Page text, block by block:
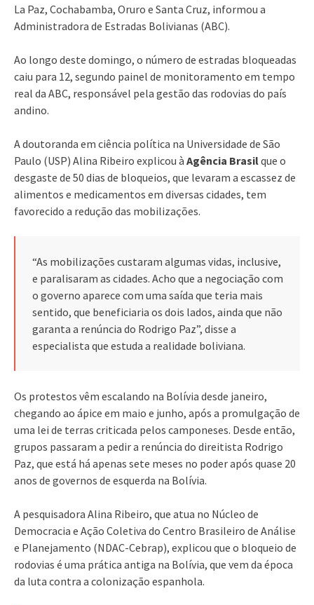
La Paz, Cochabamba, Oruro e Santa Cruz, informou a
Administradora de Estradas Bolivianas (ABC).
Ao longo deste domingo, o número de estradas bloqueadas
caiu para 12, segundo painel de monitoramento em tempo
real da ABC, responsável pela gestão das rodovias do país
andino.
A doutoranda em ciência política na Universidade de São
Paulo (USP) Alina Ribeiro explicou à Agência Brasilque o
desgaste de 50 dias de bloqueios, que levaram a escassez de
alimentos e medicamentos em diversas cidades, tem
favorecido a redução das mobilizações.
“As mobilizações custaram algumas vidas, inclusive,
e paralisaram as cidades. Acho que a negociação com
o governo aparece com uma saída que teria mais
sentido, que beneficiaria os dois lados, ainda que não
garanta a renúncia do Rodrigo Paz”, disse a
especialista que estuda a realidade boliviana.
Os protestos vêm escalando na Bolívia desde janeiro,
chegando ao ápice em maio e junho, após a promulgação de
uma lei de terras criticada pelos camponeses. Desde então,
grupos passaram a pedir a renúncia do direitista Rodrigo
Paz, que está há apenas sete meses no poder após quase 20
anos de governos de esquerda na Bolívia.
A pesquisadora Alina Ribeiro, que atua no Núcleo de
Democracia e Ação Coletiva do Centro Brasileiro de Análise
e Planejamento (NDAC-Cebrap), explicou que o bloqueio de
rodovias é uma prática antiga na Bolívia, que vem da época
da luta contra a colonização espanhola.